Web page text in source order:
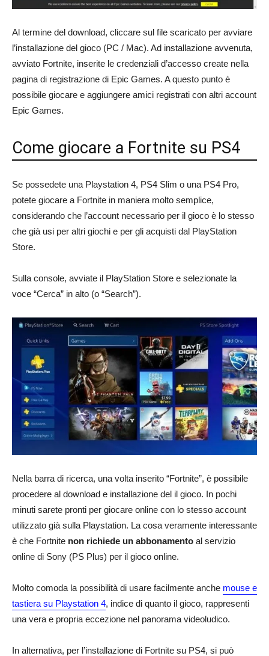
Al termine del download, cliccare sul file scaricato per avviare
l’installazione del gioco (PC / Mac). Ad installazione avvenuta,
avviato Fortnite, inserite le credenziali d’accesso create nella
pagina di registrazione di Epic Games. A questo punto è
possibile giocare e aggiungere amici registrati con altri account
Epic Games.
Come giocare a Fortnite su PS4
Se possedete una Playstation 4, PS4 Slim o una PS4 Pro,
potete giocare a Fortnite in maniera molto semplice,
considerando che l’account necessario per il gioco è lo stesso
che già usi per altri giochi e per gli acquisti dal PlayStation
Store.
Sulla console, avviate il PlayStation Store e selezionate la
voce “Cerca” in alto (o “Search”).
Nella barra di ricerca, una volta inserito “Fortnite”, è possibile
procedere al download e installazione del il gioco. In pochi
minuti sarete pronti per giocare online con lo stesso account
utilizzato già sulla Playstation. La cosa veramente interessante
è che Fortnite non richiede un abbonamento al servizio
online di Sony (PS Plus) per il gioco online.
Molto comoda la possibilità di usare facilmente anche mouse e
tastiera su Playstation 4, indice di quanto il gioco, rappresenti
una vera e propria eccezione nel panorama videoludico.
In alternativa, per l’installazione di Fortnite su PS4, si può